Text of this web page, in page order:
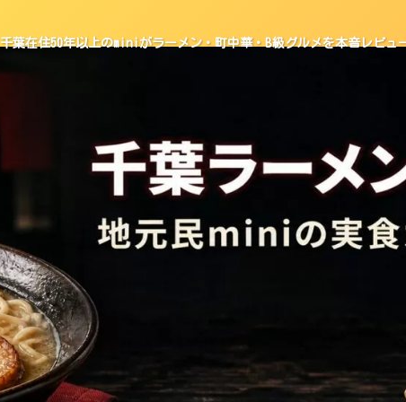
千葉在住50年以上のminiがラーメン・町中華・B級グルメを本音レビュ